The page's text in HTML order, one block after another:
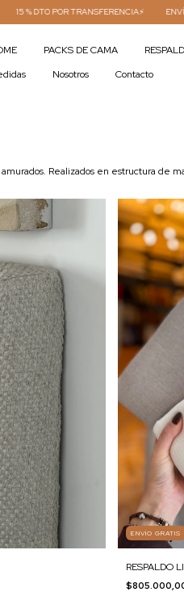
ENVÍO GRATIS COMPRAS +450.000
PACKS DE CAMA
Nosotros Contacto
Realizados en estructura de
ENVÍO GRATIS
RESPALDO